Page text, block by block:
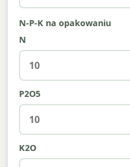
N-P-K na opakowaniu
N
P2O5
K2O